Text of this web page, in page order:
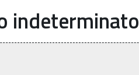
indeterminato